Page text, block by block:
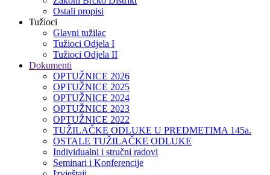
Ostali propisi
Tužioci
Glavni tužilac
Tužioci Odjela I
Tužioci Odjela II
Dokumenti
OPTUŽNICE 2026
OPTUŽNICE 2025
OPTUŽNICE 2024
OPTUŽNICE 2023
OPTUŽNICE 2022
TUŽILAČKE ODLUKE U PREDMETIMA 145a.
OSTALE TUŽILAČKE ODLUKE
Individualni i stručni radovi
Seminari i Konferencije